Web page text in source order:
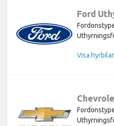
Ford
Visa